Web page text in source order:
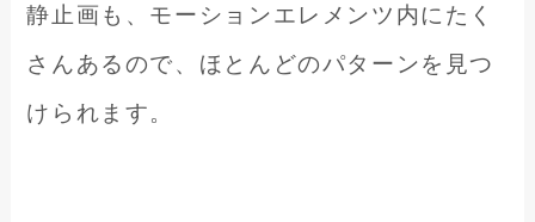
静止画も、モーションエレメンツ内にたく
さんあるので、ほとんどのパターンを見つ
けられます。